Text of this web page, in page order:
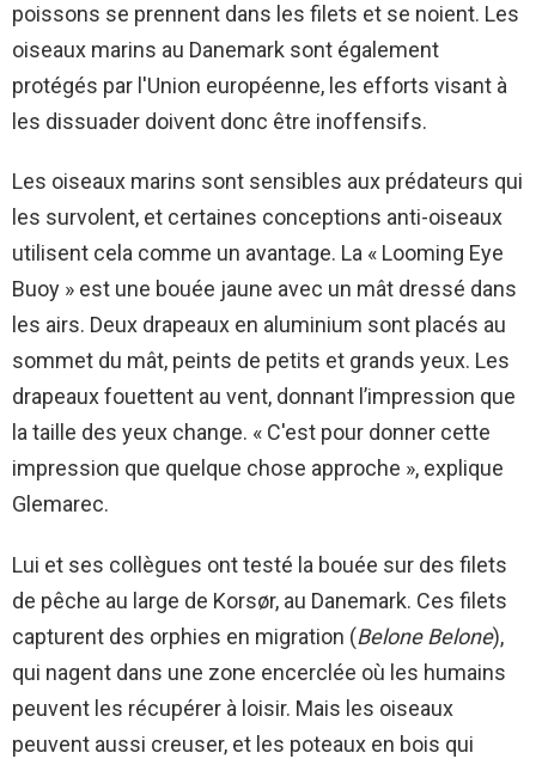
poissons se prennent dans les filets et se noient. Les
oiseaux marins au Danemark sont également
protégés par l'Union européenne, les efforts visant à
les dissuader doivent donc être inoffensifs.
Les oiseaux marins sont sensibles aux prédateurs qui
les survolent, et certaines conceptions anti-oiseaux
utilisent cela comme un avantage. La « Looming Eye
Buoy » est une bouée jaune avec un mât dressé dans
les airs. Deux drapeaux en aluminium sont placés au
sommet du mât, peints de petits et grands yeux. Les
drapeaux fouettent au vent, donnant l’impression que
la taille des yeux change. « C'est pour donner cette
impression que quelque chose approche », explique
Glemarec.
Lui et ses collègues ont testé la bouée sur des filets
de pêche au large de Korsør, au Danemark. Ces filets
capturent des orphies en migration (Belone Belone),
qui nagent dans une zone encerclée où les humains
peuvent les récupérer à loisir. Mais les oiseaux
peuvent aussi creuser, et les poteaux en bois qui